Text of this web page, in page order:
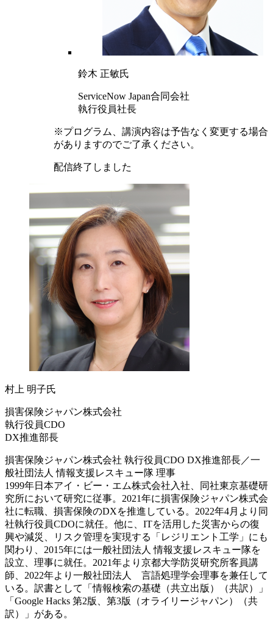
鈴木 正敏氏
ServiceNow Japan合同会社
執行役員社長
※プログラム、講演内容は予告なく変更する場合
がありますのでご了承ください。
配信終了しました
村上 明子氏
損害保険ジャパン株式会社
執行役員CDO
DX推進部長
損害保険ジャパン株式会社 執行役員CDO DX推進部長／一
般社団法人 情報支援レスキュー隊 理事
1999年日本アイ・ビー・エム株式会社入社、同社東京基礎研
究所において研究に従事。2021年に損害保険ジャパン株式会
社に転職、損害保険のDXを推進している。2022年4月より同
社執行役員CDOに就任。他に、ITを活用した災害からの復
興や減災、リスク管理を実現する「レジリエント工学」にも
関わり、2015年には一般社団法人 情報支援レスキュー隊を
設立、理事に就任。2021年より京都大学防災研究所客員講
師、2022年より一般社団法人 言語処理学会理事を兼任して
いる。訳書として「情報検索の基礎（共立出版）（共訳）」
「Google Hacks 第2版、第3版（オライリージャパン）（共
訳）」がある。